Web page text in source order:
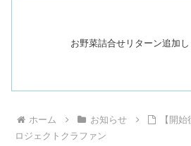
お野菜詰合せリターン追加
ホーム お知らせ
【開
ロジェクトクラファン